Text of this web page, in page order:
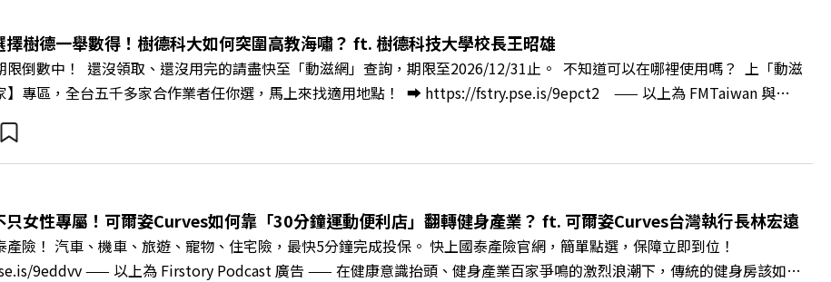
」。即使在變動快速的AI時代，也能幫自己打造不被成敗輕易定義的強韌自我。 🔺 職場衝突與霸凌從何而來？🔺 如何用「冰
管焦慮，將對立化為合作？🔺 怎麼做到「好奇少一點、批判少一點」？🔺 面對AI時代的職涯焦慮，如何把自我價值打分權拿回
《透視職場冰山》新書介紹>>>https://bookzone.cwgv.com.tw/book/BWL108🎂歡慶遠見40歲生日！手速搶下破天荒的獨
gvmkt.pse.is/9e5pbz✨關注《遠見》更多的社群：LINE：https://reurl.cc/A4ELQpIG：https://bit.ly/3AjBWNVYT：
擇樹德一舉數得！樹德科大如何突圍高教海嘯？ ft. 樹德科技大學校長王昭雄
限倒數中！ 還沒領取、還沒用完的請盡快至「動滋網」查詢，期限至2026/12/31止。 不知道可以在哪裡使用嗎？ 上「動滋
】專區，全台五千多家合作業者任你選，馬上來找適用地點！ ➡️ https://fstry.pse.is/9epct2 —— 以上為 FMTaiwan 與
廣告 —— 在少子化浪潮、私校面臨退場海嘯的嚴峻考驗下，南台灣的技職學校該如何轉型突圍？ 本集《遠見ON AIR》邀請
長王昭雄，帶你解析樹德科大如何打造出兼顧學校永續發展與地方創生的技職教育新典範！ 🔺如何從「傳統私校」轉型為
者」？ 🔺AI如何深度賦能設計與人文學科學群？ 🔺首創「菲律賓半導體專班」！驚豔科技界的國際精準育才 🔺一舉拿下4大
地方的溫暖社會責任平台 主持人／遠見雜誌副社長兼遠見智庫總編輯 李建興 與談人／樹德科技大學校長 王昭雄 +++++ 🎂歡
！手速搶下破天荒的獨家優惠 >>>https://gvmkt.pse.is/9e5pbz ✨關注《遠見》更多的社群： LINE：
A4ELQp IG：https://bit.ly/3AjBWNV YT：https://bit.ly/38jNi9k Powered by Firstory Hosting
只女性專屬！可爾姿Curves如何靠「30分鐘運動便利店」翻轉健身產業？ ft. 可爾姿Curves台灣執行長林宏遠
產險！ 汽車、機車、旅遊、寵物、住宅險，最快5分鐘完成投保。 快上國泰產險官網，簡單點選，保障立即到位！
9eddvv —— 以上為 Firstory Podcast 廣告 —— 在健康意識抬頭、健身產業百家爭鳴的激烈浪潮下，傳統的健身房該如何